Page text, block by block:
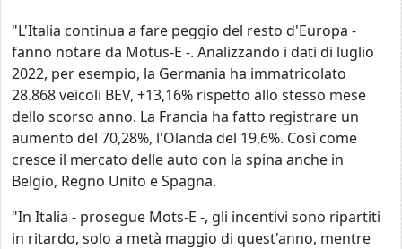
"L'Italia continua a fare peggio del resto d'Europa -
fanno notare da Motus-E -. Analizzando i dati di luglio
2022, per esempio, la Germania ha immatricolato
28.868 veicoli BEV, +13,16% rispetto allo stesso mese
dello scorso anno. La Francia ha fatto registrare un
aumento del 70,28%, l'Olanda del 19,6%. Così come
cresce il mercato delle auto con la spina anche in
Belgio, Regno Unito e Spagna.
"In Italia - prosegue Mots-E -, gli incentivi sono ripartiti
in ritardo, solo a metà maggio di quest'anno, mentre